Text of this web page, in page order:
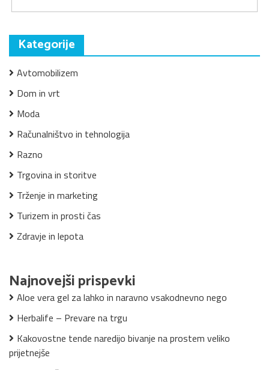
Kategorije
Avtomobilizem
Dom in vrt
Moda
Računalništvo in tehnologija
Razno
Trgovina in storitve
Trženje in marketing
Turizem in prosti čas
Zdravje in lepota
Najnovejši prispevki
Aloe vera gel za lahko in naravno vsakodnevno nego
Herbalife – Prevare na trgu
Kakovostne tende naredijo bivanje na prostem veliko
prijetnejše